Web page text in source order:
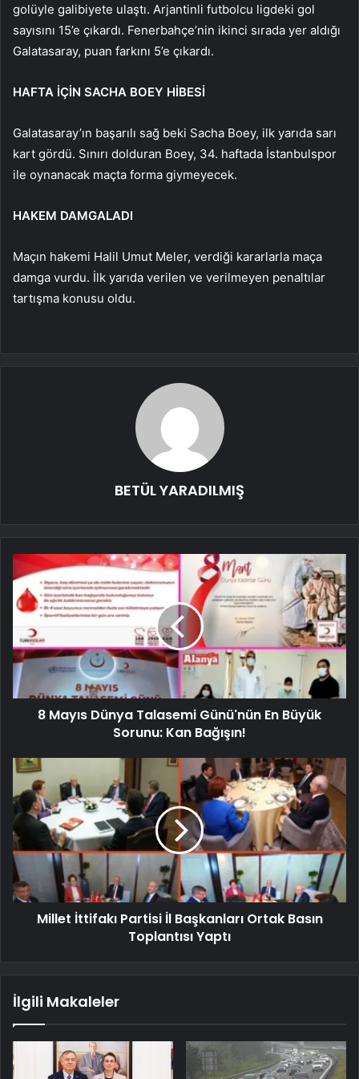
golüyle galibiyete ulaştı. Arjantinli futbolcu ligdeki gol
sayısını 15’e çıkardı. Fenerbahçe’nin ikinci sırada yer aldığı
Galatasaray, puan farkını 5’e çıkardı.
HAFTA İÇİN SACHA BOEY HİBESİ
Galatasaray’ın başarılı sağ beki Sacha Boey, ilk yarıda sarı
kart gördü. Sınırı dolduran Boey, 34. haftada İstanbulspor
ile oynanacak maçta forma giymeyecek.
HAKEM DAMGALADI
Maçın hakemi Halil Umut Meler, verdiği kararlarla maça
damga vurdu. İlk yarıda verilen ve verilmeyen penaltılar
tartışma konusu oldu.
BETÜL YARADILMIŞ
8 Mayıs Dünya Talasemi Günü'nün En Büyük
Sorunu: Kan Bağışın!
Millet İttifakı Partisi İl Başkanları Ortak Basın
Toplantısı Yaptı
İlgili Makaleler